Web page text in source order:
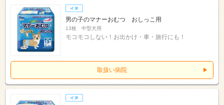
男の子のマナーおむつ おしっこ用
13枚 中型犬用
モコモコしない！お出かけ・車・旅行にも！
取扱い病院